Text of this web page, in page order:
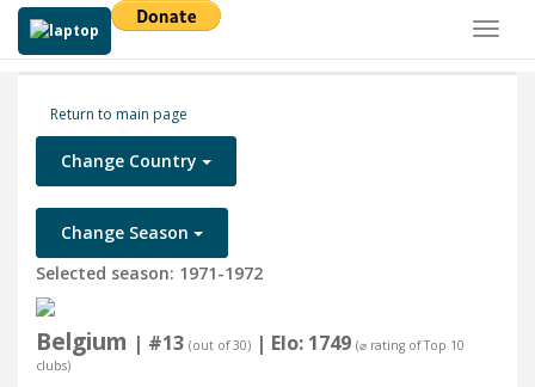
Return to main page
Change Country
Change Season
Selected season: 1971-1972
Belgium | #13 (out of 30) | Elo: 1749 (⌀ rating of Top 10
clubs)